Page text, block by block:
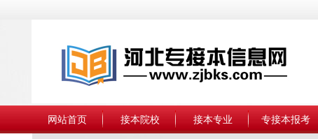
网站首页 接本院校 接本专业 专接本报考